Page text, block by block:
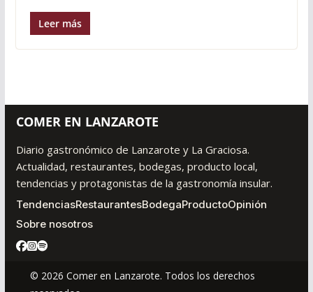
Leer más
COMER EN LANZAROTE
Diario gastronómico de Lanzarote y La Graciosa.
Actualidad, restaurantes, bodegas, producto local,
tendencias y protagonistas de la gastronomía insular.
TendenciasRestaurantesBodegaProductoOpinión
Sobre nosotros
© 2026 Comer en Lanzarote. Todos los derechos